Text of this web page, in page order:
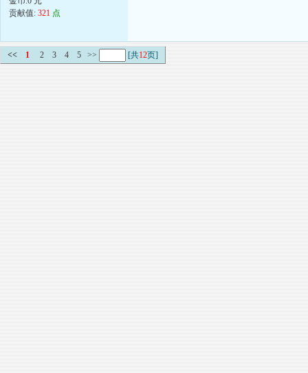
贡献值: 321 点
<< 1 2 3 4 5 >> [共12页]